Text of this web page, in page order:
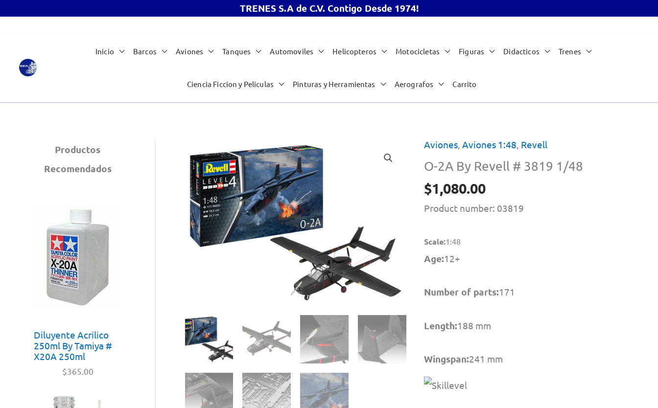
TRENES S.A de C.V. Contigo Desde 1974!
contenido
Inicio Barcos Aviones Tanques Automoviles Helicopteros Motocicletas Figuras Didacticos Trenes
Ciencia Ficcion y Peliculas Pinturas y Herramientas Aerografos Carrito
Productos
Recomendados
Diluyente Acrilico
250ml By Tamiya #
X20A 250ml
$365.00
Aviones, Aviones 1:48, Revell
O-2A By Revell # 3819 1/48
$1,080.00
Product number: 03819
Scale:1:48
Age:12+
Number of parts:171
Length:188 mm
Wingspan:241 mm